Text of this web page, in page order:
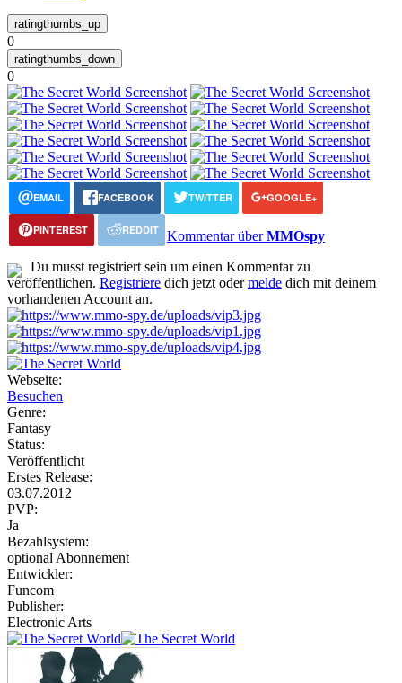
0
0
EMAIL FACEBOOK TWITTER GOOGLE+
PINTEREST REDDIT Kommentar überMMOspy
Du musst registriert sein um einen Kommentar zu
veröffentlichen. Registriere dich jetzt odermelde dich mit deinem
vorhandenen Account an.
Webseite:
Besuchen
Genre:
Fantasy
Status:
Veröffentlicht
Erstes Release:
03.07.2012
PVP:
Ja
Bezahlsystem:
optional Abonnement
Entwickler:
Funcom
Publisher:
Electronic Arts